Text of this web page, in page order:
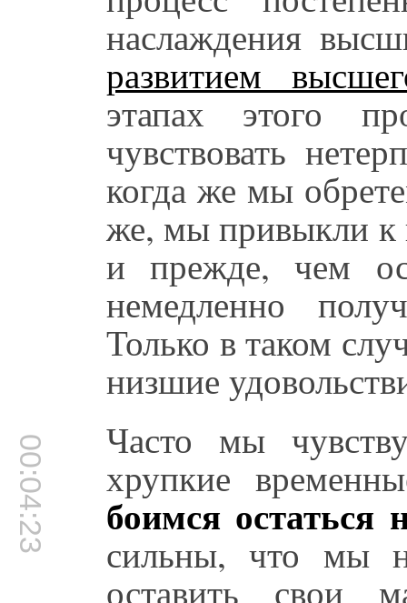
наслаждения
развитием
этапах этого
чувствовать
когда же мы
же, мы привыкли
и прежде, чем
немедленно
Только в таком
низшие
00:04:23 Часто мы
хрупкие
боимся остаться
сильны, что мы
оставить свои